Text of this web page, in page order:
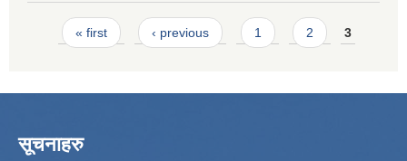
Pages
« first ‹ previous 1 2 3
सूचनाहरु